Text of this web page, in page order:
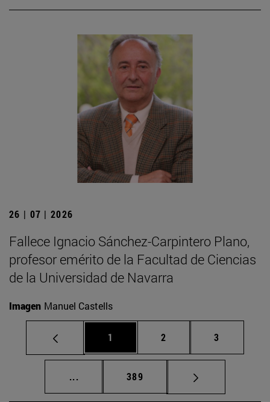
26 | 07 | 2026
Fallece Ignacio Sánchez-Carpintero Plano,
profesor emérito de la Facultad de Ciencias
de la Universidad de Navarra
Imagen Manuel Castells
Página
1 Página
2 Página
3
... Páginas intermedias Use TAB para
Página
389